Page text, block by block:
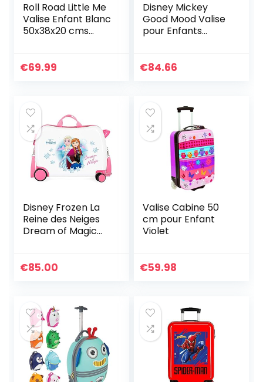
Roll Road Little Me
Valise Enfant Blanc
50x38x20 cms
2,1Kgs 4 roues
€69.99
Disney Mickey
Good Mood Valise
pour Enfants
Serrure à
Main
€84.66
Disney Frozen La
Reine des Neiges
Dream of Magic
50x38x20 cms
Bagage à main
€85.00
Valise Cabine 50
cm pour Enfant
Violet
€59.98